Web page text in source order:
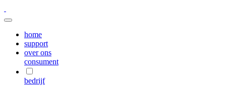
home
support
over ons
consument
bedrijf